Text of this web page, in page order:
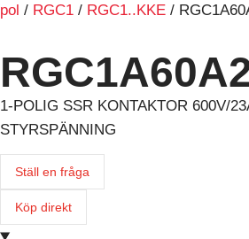
pol / RGC1 / RGC1..KKE /
1-POLIG SSR KONTAKTOR 600V/
STYRSPÄNNING
Ställ en fråga
Köp direkt